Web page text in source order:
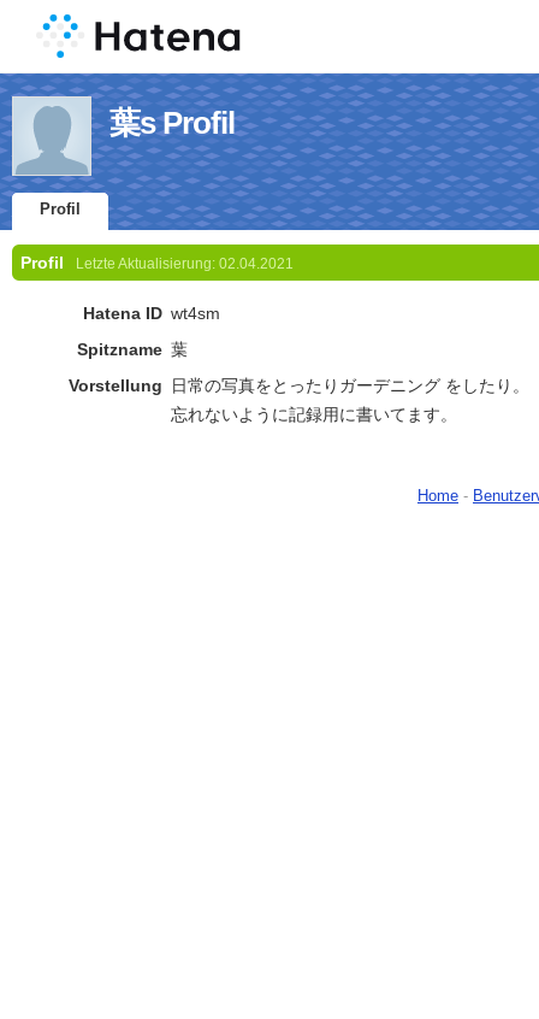
葉s Profil
Profil
Profil Letzte Aktualisierung: 02.04.2021
Hatena ID wt4sm
Spitzname 葉
Vorstellung
日常の写真をとったりガーデニング をしたり。
忘れないように記録用に書いてます。
Home -